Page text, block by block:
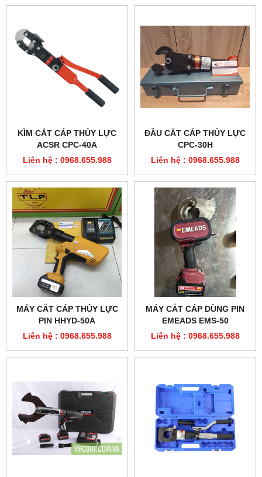
KÌM CẮT CÁP THỦY LỰC
ACSR CPC-40A
Liên hệ : 0968.655.988
ĐẦU CẮT CÁP THỦY LỰC
CPC-30H
Liên hệ : 0968.655.988
MÁY CẮT CÁP THỦY LỰC
PIN HHYD-50A
Liên hệ : 0968.655.988
MÁY CẮT CÁP DÙNG PIN
EMEADS EMS-50
Liên hệ : 0968.655.988